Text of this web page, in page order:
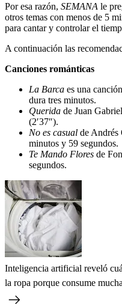
Por esa razón, SEMANA le
otros temas con menos de 5
para cantar y controlar el
A continuación las
Canciones románticas
La Barca es una
dura tres minutos.
Querida de Juan
(2′37″).
No es casual de Andrés
minutos y 59 segundos.
Te Mando Flores de
segundos.
Inteligencia artificial reveló
la ropa porque consume